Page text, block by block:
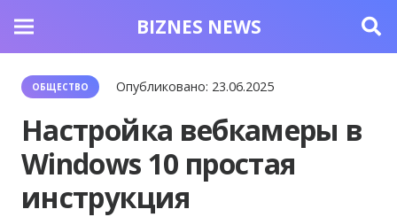
BIZNES NEWS
ОБЩЕСТВО Опубликовано: 23.06.2025
Настройка вебкамеры в
Windows 10 простая
инструкция